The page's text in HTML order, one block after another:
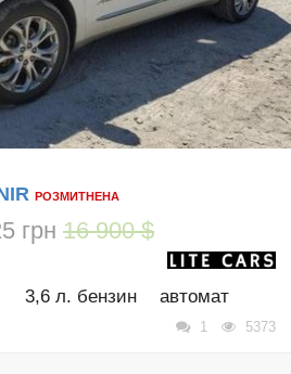
РОЗМИТНЕНА
грн 16 900 $
3,6 л. бензин автомат
1 5373